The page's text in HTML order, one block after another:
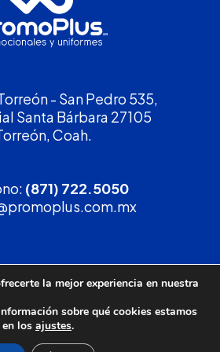
- San Pedro 535,
Santa Bárbara 27105
Coah.
(871) 722.5050
tucotización!
90 PROMO
la mejor experiencia en nuestra
sobre qué cookies estamos
los ajustes.